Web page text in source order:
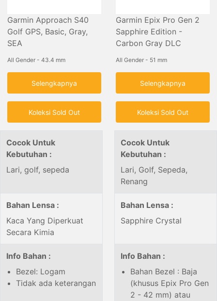
Garmin Approach S40
Golf GPS, Basic, Gray,
SEA
All Gender - 43.4 mm
Selengkapnya
Koleksi Sold Out
Garmin Epix Pro Gen 2
Sapphire Edition -
Carbon Gray DLC
All Gender - 51 mm
Selengkapnya
Koleksi Sold Out
Cocok Untuk
Kebutuhan :
Lari, golf, sepeda
Cocok Untuk
Kebutuhan :
Lari, Golf, Sepeda,
Renang
Bahan Lensa :
Kaca Yang Diperkuat
Secara Kimia
Bahan Lensa :
Sapphire Crystal
Info Bahan :
Bezel: Logam
Tidak ada keterangan
Info Bahan :
Bahan Bezel : Baja
(khusus Epix Pro Gen
2 - 42 mm) atau